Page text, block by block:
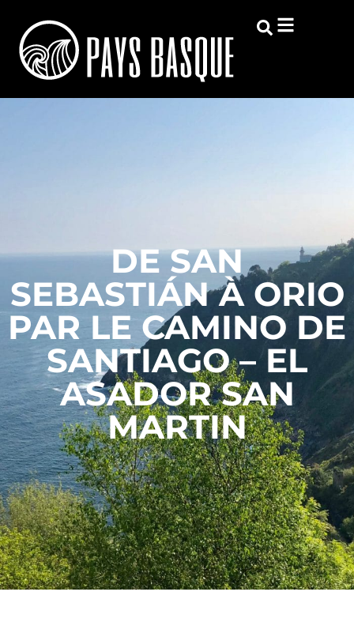
DE SAN
SEBASTIÁN À ORIO
PAR LE CAMINO DE
SANTIAGO – EL
ASADOR SAN
MARTIN